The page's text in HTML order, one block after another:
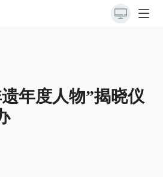
年度人物”揭晓仪